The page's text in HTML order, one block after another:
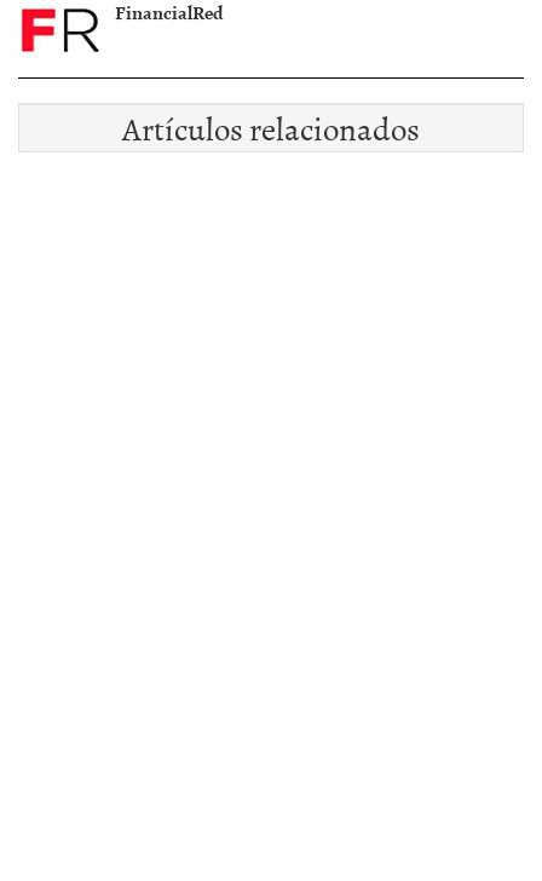
FinancialRed
Artículos relacionados